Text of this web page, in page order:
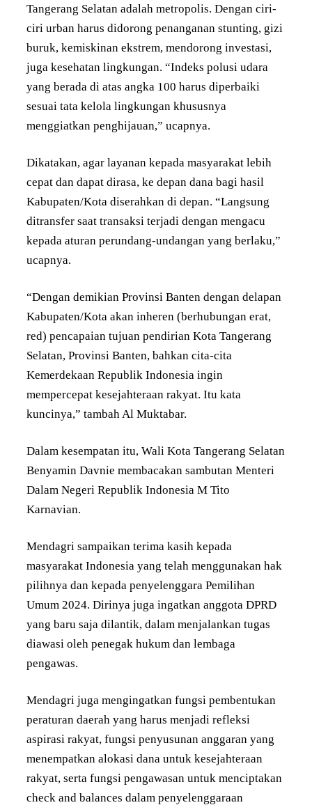
Tangerang Selatan adalah metropolis. Dengan ciri-
ciri urban harus didorong penanganan stunting, gizi
buruk, kemiskinan ekstrem, mendorong investasi,
juga kesehatan lingkungan. “Indeks polusi udara
yang berada di atas angka 100 harus diperbaiki
sesuai tata kelola lingkungan khususnya
menggiatkan penghijauan,” ucapnya.
Dikatakan, agar layanan kepada masyarakat lebih
cepat dan dapat dirasa, ke depan dana bagi hasil
Kabupaten/Kota diserahkan di depan. “Langsung
ditransfer saat transaksi terjadi dengan mengacu
kepada aturan perundang-undangan yang berlaku,”
ucapnya.
“Dengan demikian Provinsi Banten dengan delapan
Kabupaten/Kota akan inheren (berhubungan erat,
red) pencapaian tujuan pendirian Kota Tangerang
Selatan, Provinsi Banten, bahkan cita-cita
Kemerdekaan Republik Indonesia ingin
mempercepat kesejahteraan rakyat. Itu kata
kuncinya,” tambah Al Muktabar.
Dalam kesempatan itu, Wali Kota Tangerang Selatan
Benyamin Davnie membacakan sambutan Menteri
Dalam Negeri Republik Indonesia M Tito
Karnavian.
Mendagri sampaikan terima kasih kepada
masyarakat Indonesia yang telah menggunakan hak
pilihnya dan kepada penyelenggara Pemilihan
Umum 2024. Dirinya juga ingatkan anggota DPRD
yang baru saja dilantik, dalam menjalankan tugas
diawasi oleh penegak hukum dan lembaga
pengawas.
Mendagri juga mengingatkan fungsi pembentukan
peraturan daerah yang harus menjadi refleksi
aspirasi rakyat, fungsi penyusunan anggaran yang
menempatkan alokasi dana untuk kesejahteraan
rakyat, serta fungsi pengawasan untuk menciptakan
check and balances dalam penyelenggaraan